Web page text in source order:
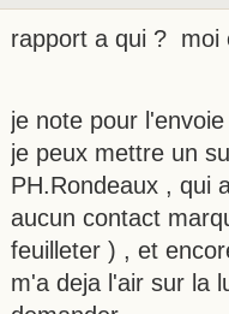
rapport a qui ? moi
je note pour
je peux mettre un
PH.Rondeaux , qui
aucun contact
feuilleter ) , et
m'a deja l'air sur la